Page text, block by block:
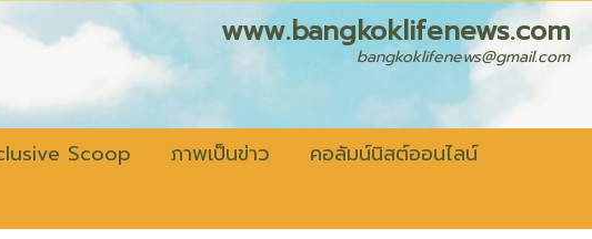
bangkoklifenews@gmail.com
Scoop ภาพเป็นข่าว
คอลัมน์นิสต์ออนไลน์